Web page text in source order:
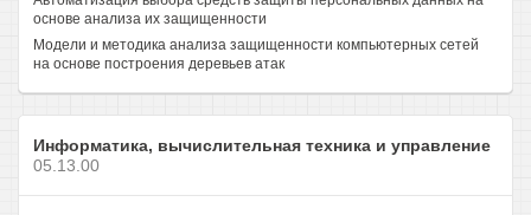
основе анализа их защищенности
Модели и методика анализа защищенности компьютерных сетей
на основе построения деревьев атак
Информатика, вычислительная техника и управление
05.13.00